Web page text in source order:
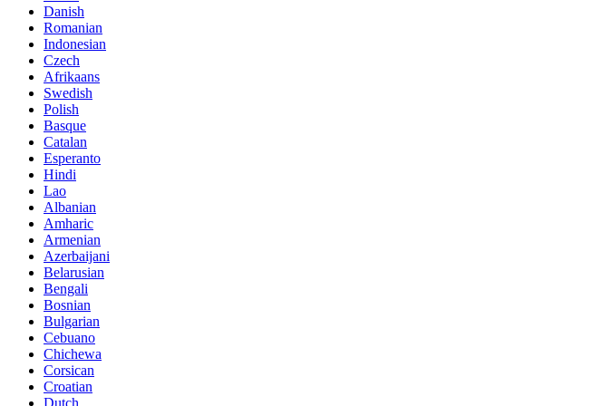
Danish
Romanian
Indonesian
Czech
Afrikaans
Swedish
Polish
Basque
Catalan
Esperanto
Hindi
Lao
Albanian
Amharic
Armenian
Azerbaijani
Belarusian
Bengali
Bosnian
Bulgarian
Cebuano
Chichewa
Corsican
Croatian
Dutch